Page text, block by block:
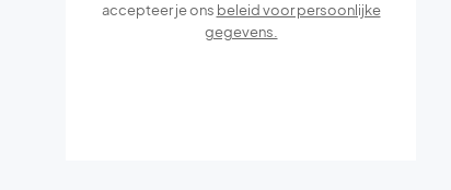
accepteer je ons beleid voor persoonlijke
gegevens.